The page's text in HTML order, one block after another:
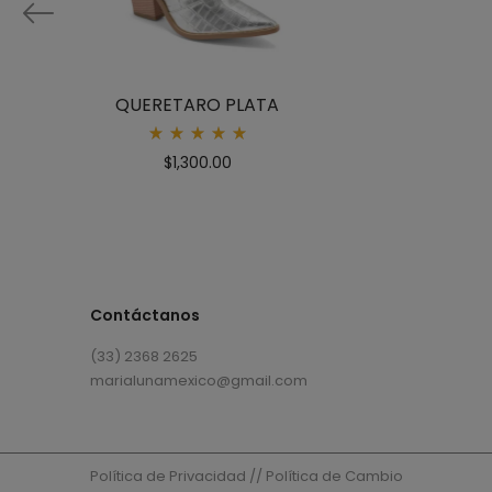
QUERETARO PLATA
5.00
$1,300.00
Contáctanos
(33) 2368 2625
marialunamexico@gmail.com
Política de Privacidad // Política de Cambio